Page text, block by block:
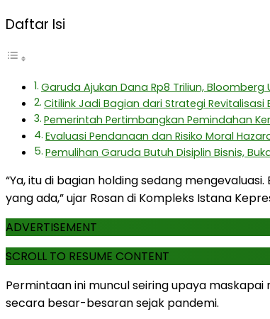
Daftar Isi
Garuda Ajukan Dana Rp8 Triliun, Bloomberg
Citilink Jadi Bagian dari Strategi Revitalisasi
Pemerintah Pertimbangkan Pemindahan
Evaluasi Pendanaan dan Risiko Moral
Pemulihan Garuda Butuh Disiplin Bisnis,
“Ya, itu di bagian holding sedang
yang ada,” ujar Rosan di Kompleks Istana
ADVERTISEMENT
SCROLL TO RESUME CONTENT
Permintaan ini muncul seiring upaya
secara besar-besaran sejak pandemi.